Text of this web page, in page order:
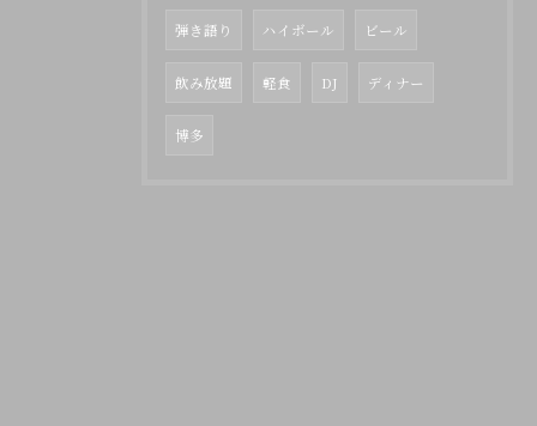
弾き語り ハイボール ビール
飲み放題 軽食 DJ ディナー
博多